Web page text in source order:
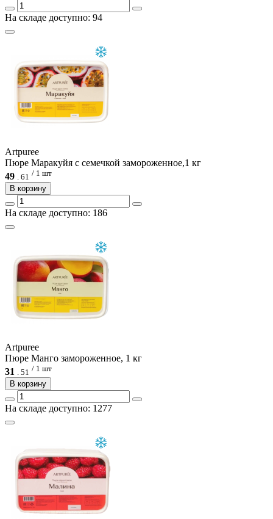
На складе доступно: 94
Artpuree
Пюре Маракуйя с семечкой замороженное,1 кг
49 . 61 / 1 шт
В корзину
На складе доступно: 186
Artpuree
Пюре Манго замороженное, 1 кг
31 . 51 / 1 шт
В корзину
На складе доступно: 1277